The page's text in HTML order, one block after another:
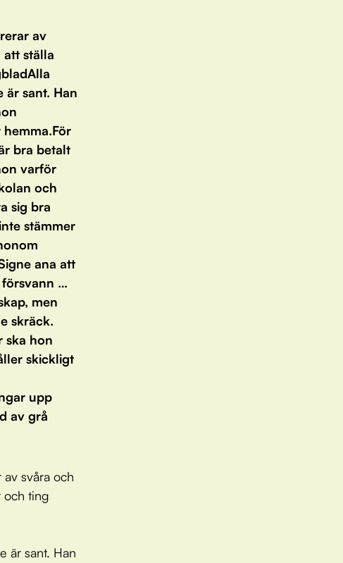
av
att ställa
är sant. Han
bra betalt
varför
och
sig bra
stämmer
ana att
försvann …
men
skräck.
ska hon
skickligt
upp
av grå
svåra och
och ting
är sant. Han